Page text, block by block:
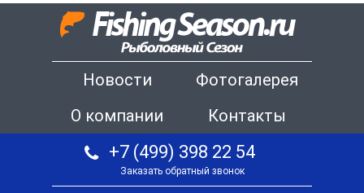
Новости
Фотогалерея
О компании
Контакты
+7 (499) 398 22 54
Заказать обратный звонок